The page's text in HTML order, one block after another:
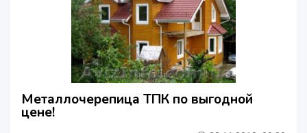
Металлочерепица ТПК по выгодной
цене!